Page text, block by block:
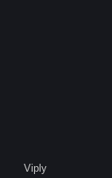
Viply